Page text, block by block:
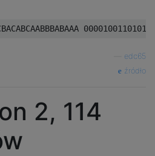
edc65
źródło
2, 114